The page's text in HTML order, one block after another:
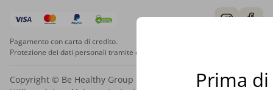
Pagamento con carta di credito.
Protezione dei dati personali tramite crittografia SSL.
Copyright © Be Healthy Group d.o.o. 2012 - 2026Prima